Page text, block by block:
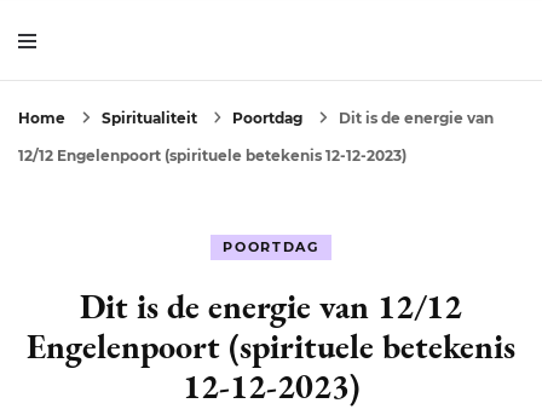
Home Spiritualiteit Poortdag Dit is de energie van
12/12 Engelenpoort (spirituele betekenis 12-12-2023)
POORTDAG
Dit is de energie van 12/12
Engelenpoort (spirituele betekenis
12-12-2023)